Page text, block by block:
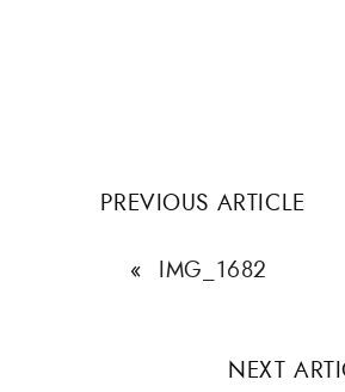
PREVIOUS ARTICLE
« IMG_1682
NEXT